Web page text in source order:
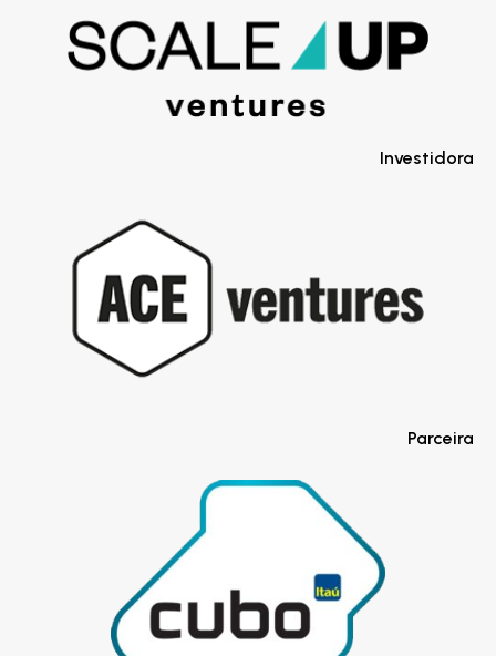
Investidora
Parceira